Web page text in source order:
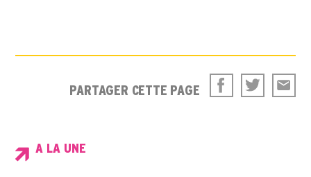
PARTAGER CETTE PAGE
A LA UNE